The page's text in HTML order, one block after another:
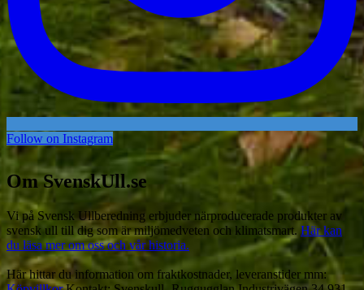
Follow on Instagram
Om SvenskUll.se
Vi på Svensk Ullberedning erbjuder närproducerade produkter av
svensk ull till dig som är miljömedveten och klimatsmart.Här kan
du läsa mer om oss och vår historia.
Här hittar du information om fraktkostnader, leveranstider mm: